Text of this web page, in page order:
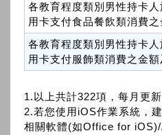
各教育程度類別男性持卡
用卡支付食品餐飲類消費
各教育程度類別男性持卡
用卡支付服飾類消費之金
1.以上共計322項，每月更
2.若您使用iOS作業系統，
相關軟體(如Office for